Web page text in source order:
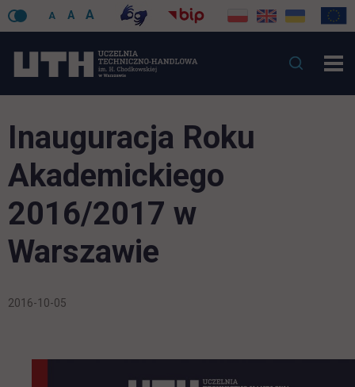
A A A
Inauguracja Roku
Akademickiego
2016/2017 w
Warszawie
2016-10-05